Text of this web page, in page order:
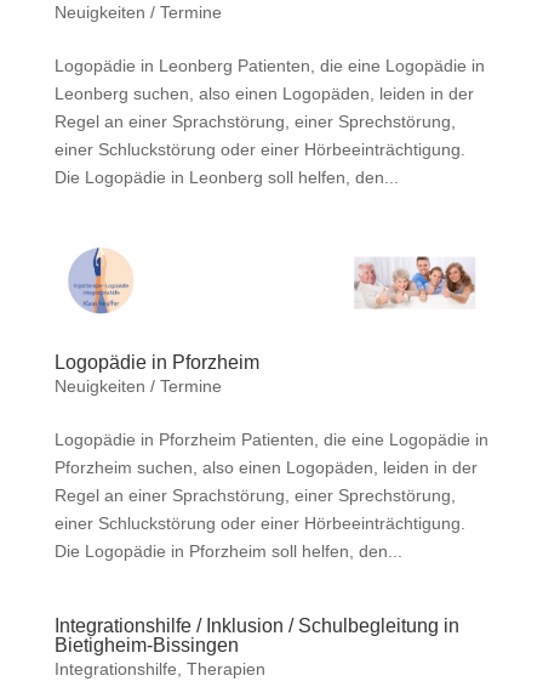
Neuigkeiten / Termine
Logopädie in Leonberg Patienten, die eine Logopädie in
Leonberg suchen, also einen Logopäden, leiden in der
Regel an einer Sprachstörung, einer Sprechstörung,
einer Schluckstörung oder einer Hörbeeinträchtigung.
Die Logopädie in Leonberg soll helfen, den...
Logopädie in Pforzheim
Neuigkeiten / Termine
Logopädie in Pforzheim Patienten, die eine Logopädie in
Pforzheim suchen, also einen Logopäden, leiden in der
Regel an einer Sprachstörung, einer Sprechstörung,
einer Schluckstörung oder einer Hörbeeinträchtigung.
Die Logopädie in Pforzheim soll helfen, den...
Integrationshilfe / Inklusion / Schulbegleitung in
Bietigheim-Bissingen
Integrationshilfe Therapien